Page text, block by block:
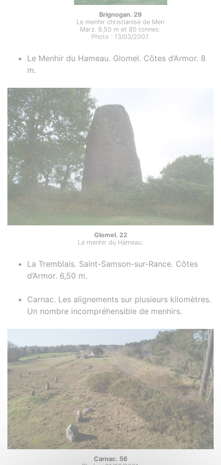
Brignogan. 29
Le menhir christianisé de Men
Marz. 8,50 m et 80 tonnes.
Photo : 13/03/2007.
Le Menhir du Hameau. Glomel. Côtes d’Armor. 8
m.
Glomel. 22
Le menhir du Hameau.
La Tremblais. Saint-Samson-sur-Rance. Côtes
d’Armor. 6,50 m.
Carnac. Les alignements sur plusieurs kilomètres.
Un nombre incompréhensible de menhirs.
Carnac. 56